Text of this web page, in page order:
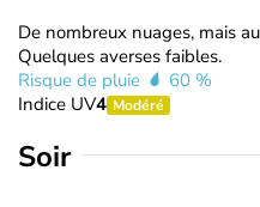
De nombreux nuages, mais
Quelques averses faibles.
Risque de pluie
60 %
Indice UV4 Modéré
Soir